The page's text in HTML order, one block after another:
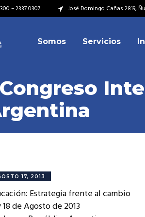
– 2337 0307 José Domingo Cañas 2819,
Somos
Video Institucional
Plan Estratégico
Valores
Historia
Servicios
Video Institucional
Misión – Visión
Valores
Cumplimiento Legal
17, 2013
Estrategia frente al cambio
18 de Agosto de 2013